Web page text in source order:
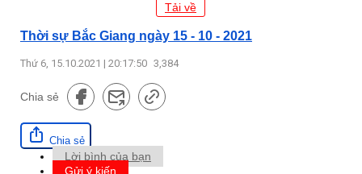
Tải về
Thời sự Bắc Giang ngày 15 - 10 - 2021
Thứ 6, 15.10.2021 | 20:17:50 3,384
Chia sẻ
Chia sẻ
Lời bình của bạn
Gửi ý kiến